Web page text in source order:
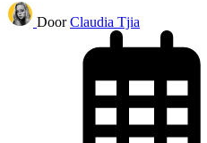
Door Claudia Tjia